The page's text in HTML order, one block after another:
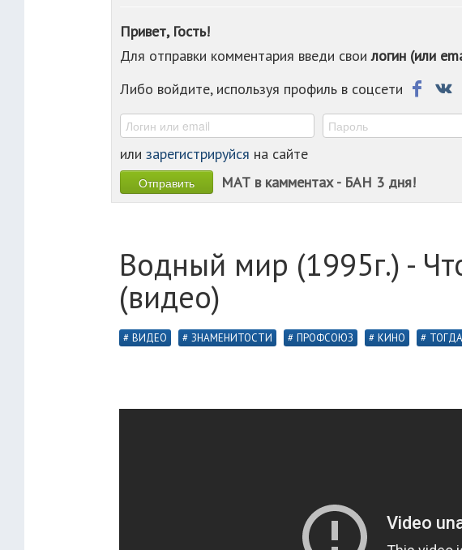
Привет, Гость!
Для отправки комментария введи своилогин (или
Либо войдите, используя профиль в соцсети
или зарегистрируйся на сайте
МАТ в камментах - БАН 3 дня!
Водный мир (1995г.) -
(видео)
ВИДЕО ЗНАМЕНИТОСТИ ПРОФСОЮЗ КИНО